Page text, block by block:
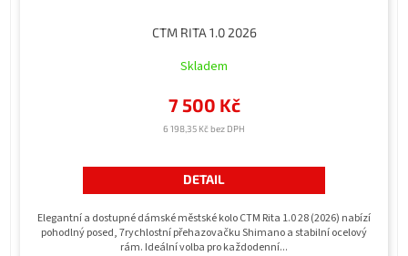
CTM RITA 1.0 2026
Skladem
6 198,35 Kč bez DPH
7 500 Kč
DETAIL
Elegantní a dostupné dámské městské kolo CTM Rita 1.0 28 (2026) nabízí
pohodlný posed, 7rychlostní přehazovačku Shimano a stabilní ocelový
rám. Ideální volba pro každodenní...